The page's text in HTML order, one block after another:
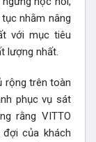
nhằm nâng
với mục tiêu
lượng nhất.
rộng trên toàn
phục vụ sát
rằng VITTO
của khách